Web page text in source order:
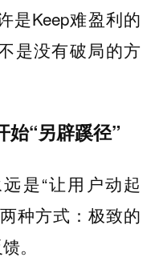
是Keep难盈利的
是没有破局的方
始“另辟蹊径”
是“让用户动起
种方式：极致的
。